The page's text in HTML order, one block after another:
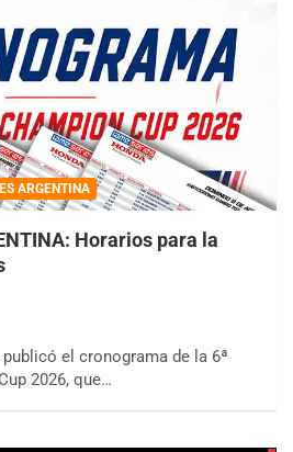
ARGENTINA
Horarios para la
el cronograma de la 6ª
2026, que…